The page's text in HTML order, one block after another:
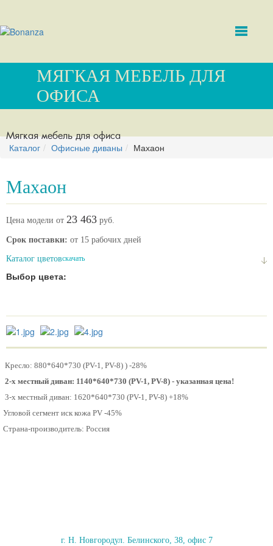
МЯГКАЯ МЕБЕЛЬ ДЛЯ
ОФИСА
Мягкая мебель для офиса
Каталог Офисные диваны Махаон
Махаон
Цена модели от 23 463 руб.
Срок поставки: от 15 рабочих дней
Каталог цветовскачать
Выбор цвета:
Кресло: 880*640*730 (PV-1, PV-8) ) -28%
2-х местный диван: 1140*640*730 (PV-1, PV-8) - указанная цена!
3-х местный диван: 1620*640*730 (PV-1, PV-8) +18%
Угловой сегмент иск кожа PV -45%
Страна-производитель: Россия
г. Н. Новгородул. Белинского, 38, офис 7